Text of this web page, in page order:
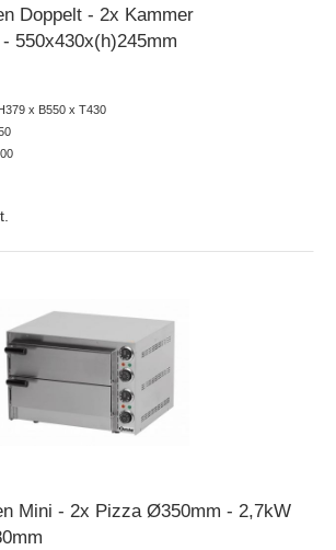
Doppelt - 2x Kammer
550x430x(h)245mm
x B550 x T430
Mini - 2x Pizza Ø350mm - 2,7kW